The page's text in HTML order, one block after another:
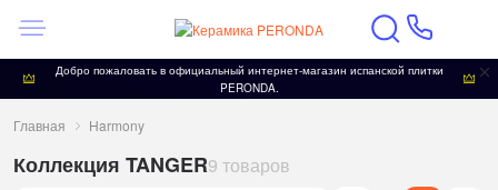
Добро пожаловать в официальный интернет-магазин испанской плитки
PERONDA.
Главная Harmony
Коллекция TANGER9 товаров